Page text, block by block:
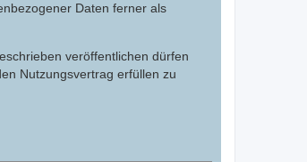
Daten ferner als
veröffentlichen dürfen
Nutzungsvertrag erfüllen zu